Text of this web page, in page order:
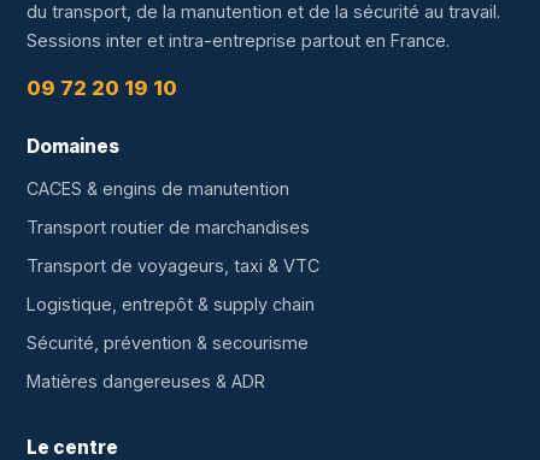
du transport, de la manutention et de la sécurité au travail.
Sessions inter et intra-entreprise partout en France.
09 72 20 19 10
Domaines
CACES & engins de manutention
Transport routier de marchandises
Transport de voyageurs, taxi & VTC
Logistique, entrepôt & supply chain
Sécurité, prévention & secourisme
Matières dangereuses & ADR
Le centre